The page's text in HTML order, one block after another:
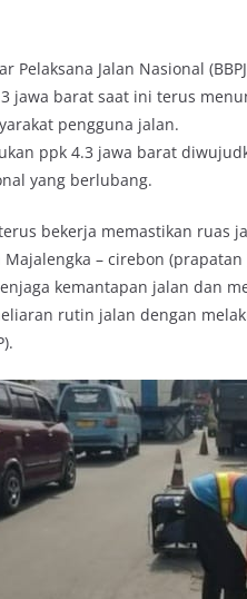
Pelaksana Jalan Nasional
jawa barat saat ini terus
pengguna jalan.
ppk 4.3 jawa barat
yang berlubang.
bekerja memastikan ruas
– cirebon
kemantapan jalan dan
rutin jalan dengan